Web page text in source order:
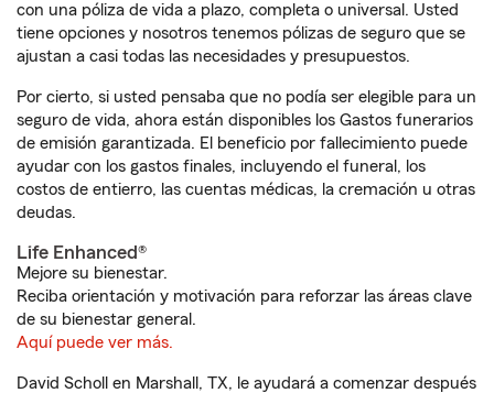
con una póliza de vida a plazo, completa o universal. Usted
tiene opciones y nosotros tenemos pólizas de seguro que se
ajustan a casi todas las necesidades y presupuestos.
Por cierto, si usted pensaba que no podía ser elegible para un
seguro de vida, ahora están disponibles los Gastos funerarios
de emisión garantizada. El beneficio por fallecimiento puede
ayudar con los gastos finales, incluyendo el funeral, los
costos de entierro, las cuentas médicas, la cremación u otras
deudas.
Life Enhanced®
Mejore su bienestar.
Reciba orientación y motivación para reforzar las áreas clave
de su bienestar general.
Aquí puede ver más.
David Scholl en Marshall, TX, le ayudará a comenzar después